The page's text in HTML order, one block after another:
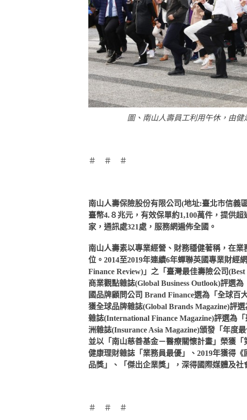
圖、南山人壽員工利用午休，由
＃ ＃ ＃
南山人壽保險股份有限公司(地址:臺北市信義
臺幣4.８兆元，有效保單約1,100萬件，提供
家，通訊處321處，服務網遍佈全國。
南山人壽素以專業經營、財務穩健著稱，在
位。2014至2019年連續6年蟬聯英國專業財經
Finance Review)」之「臺灣最佳壽險公司
商業觀點雜誌(Global Business Outlook)評選為
國品牌顧問公司 Brand Finance選為「全球百
獲全球品牌雜誌(Global Brands Magazine)評
雜誌(International Finance Magazine)評選為
洲雜誌(Insurance Asia Magazine)頒發「年度
並以「南山慈善基金－醫療關懷計畫」榮獲
健康理財雜誌「業務員最優」、2019年獲得
品獎」、「傑出企業獎」，深得國際媒體及社
＃ ＃ ＃